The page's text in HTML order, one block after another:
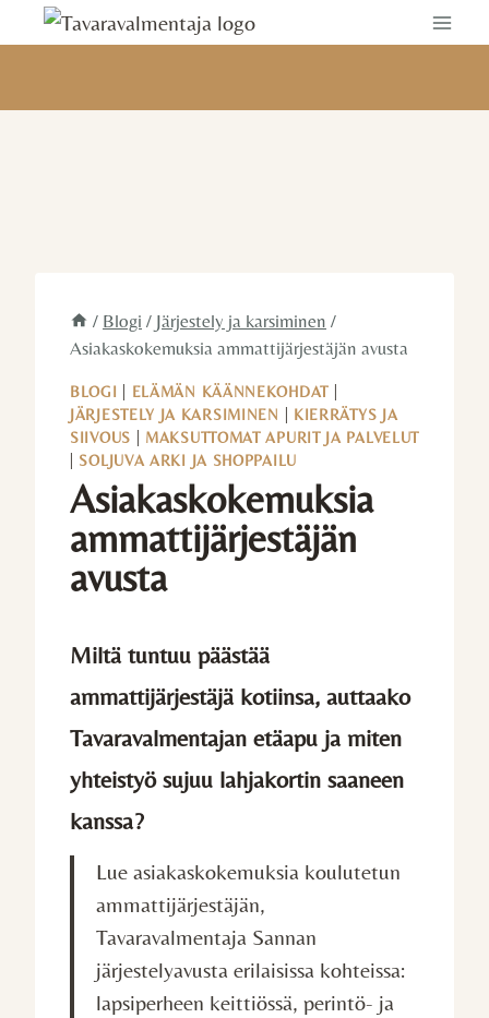
Siirry
sisältöön
/ Blogi / Järjestely ja karsiminen /
Asiakaskokemuksia ammattijärjestäjän avusta
BLOGI ELÄMÄN KÄÄNNEKOHDAT|
JÄRJESTELY JA KARSIMINEN
KIERRÄTYS JA
SIIVOUS
MAKSUTTOMAT APURIT JA PALVELUT
SOLJUVA ARKI JA SHOPPAILU
Asiakaskokemuksia
ammattijärjestäjän
avusta
Miltä tuntuu päästää
ammattijärjestäjä kotiinsa, auttaako
Tavaravalmentajan etäapu ja miten
yhteistyö sujuu lahjakortin saaneen
kanssa?
Lue asiakaskokemuksia koulutetun
ammattijärjestäjän,
Tavaravalmentaja Sannan
järjestelyavusta erilaisissa kohteissa:
lapsiperheen keittiössä, perintö- ja